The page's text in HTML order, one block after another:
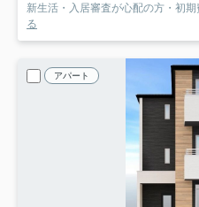
新生活・入居審査が心配の方・初
る
アパート